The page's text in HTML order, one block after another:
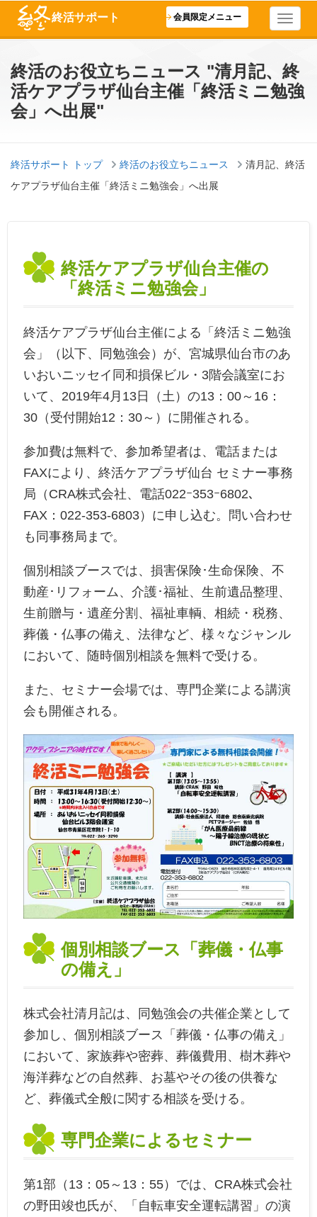
終活サポート 会員限定メニュー
終活のお役立ちニュース "清月記、終
活ケアプラザ仙台主催「終活ミニ勉強
会」へ出展"
終活サポート トップ 終活のお役立ちニュース
清月記、終活
ケアプラザ仙台主催「終活ミニ勉強会」へ出展
終活ケアプラザ仙台主催の
「終活ミニ勉強会」
終活ケアプラザ仙台主催による「終活ミニ勉強
会」（以下、同勉強会）が、宮城県仙台市のあ
いおいニッセイ同和損保ビル・3階会議室にお
いて、2019年4月13日（土）の13：00～16：
30（受付開始12：30～）に開催される。
参加費は無料で、参加希望者は、電話または
FAXにより、終活ケアプラザ仙台 セミナー事務
局（CRA株式会社、電話022ｰ353ｰ6802、
FAX：022-353-6803）に申し込む。問い合わせ
も同事務局まで。
個別相談ブースでは、損害保険･生命保険、不
動産･リフォーム、介護･福祉、生前遺品整理、
生前贈与・遺産分割、福祉車輌、相続・税務、
葬儀・仏事の備え、法律など、様々なジャンル
において、随時個別相談を無料で受ける。
また、セミナー会場では、専門企業による講演
会も開催される。
個別相談ブース「葬儀・仏事
の備え」
株式会社清月記は、同勉強会の共催企業として
参加し、個別相談ブース「葬儀・仏事の備え」
において、家族葬や密葬、葬儀費用、樹木葬や
海洋葬などの自然葬、お墓やその後の供養な
ど、葬儀式全般に関する相談を受ける。
専門企業によるセミナー
第1部（13：05～13：55）では、CRA株式会社
の野田竣也氏が、「自転車安全運転講習」の演